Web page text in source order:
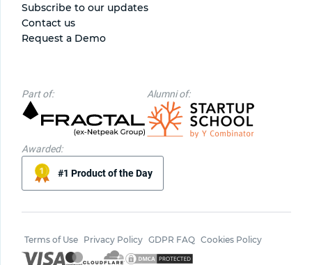
Subscribe to our updates
Contact us
Request a Demo
Part of: Alumni of:
Awarded:
#1 Product of the Day
Terms of Use Privacy Policy GDPR FAQ Cookies Policy